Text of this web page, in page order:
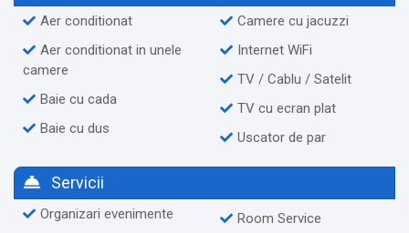
Aer conditionat
Aer conditionat in unele
camere
Baie cu cada
Baie cu dus
Camere cu jacuzzi
Internet WiFi
TV / Cablu / Satelit
TV cu ecran plat
Uscator de par
Servicii
Organizari evenimente
Room Service